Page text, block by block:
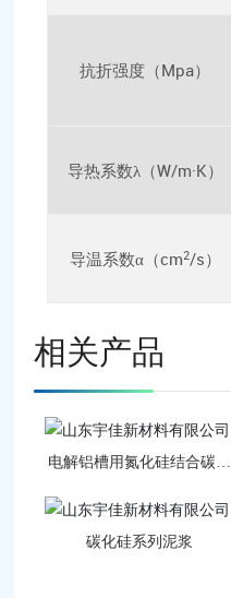
抗折强度（Mpa）
导热系数λ（W/m·K）
导温系数α（cm2/s）
相关产品
电解铝槽用氮化硅结合碳化
碳化硅系列泥浆